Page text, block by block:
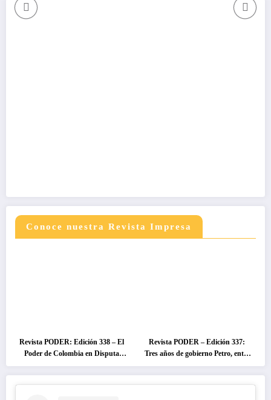
Conoce nuestra Revista Impresa
Revista PODER: Edición 338 – El
Poder de Colombia en Disputa
2026
Revista PODER – Edición 337:
Tres años de gobierno Petro, entre
el cambio prometido y el
desencanto ciudadano